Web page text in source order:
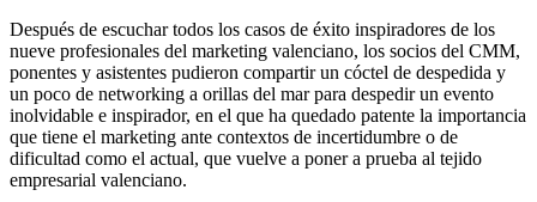
Después de escuchar todos los casos de éxito inspiradores de los
nueve profesionales del marketing valenciano, los socios del CMM,
ponentes y asistentes pudieron compartir un cóctel de despedida y
un poco de networking a orillas del mar para despedir un evento
inolvidable e inspirador, en el que ha quedado patente la importancia
que tiene el marketing ante contextos de incertidumbre o de
dificultad como el actual, que vuelve a poner a prueba al tejido
empresarial valenciano.